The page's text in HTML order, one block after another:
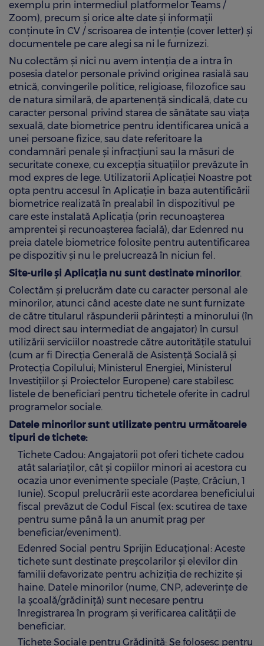
exemplu prin intermediul platformelor Teams /
Zoom), precum și orice alte date și informații
conținute în CV / scrisoarea de intenție (cover letter) și
documentele pe care alegi sa ni le furnizezi.
Nu colectăm și nici nu avem intenția de a intra în
posesia datelor personale privind originea rasială sau
etnică, convingerile politice, religioase, filozofice sau
de natura similară, de apartenență sindicală, date cu
caracter personal privind starea de sănătate sau viața
sexuală, date biometrice pentru identificarea unică a
unei persoane fizice, sau date referitoare la
condamnări penale și infracțiuni sau la măsuri de
securitate conexe, cu excepția situațiilor prevăzute în
mod expres de lege. Utilizatorii Aplicației Noastre pot
opta pentru accesul în Aplicație in baza autentificării
biometrice realizată în prealabil în dispozitivul pe
care este instalată Aplicația (prin recunoașterea
amprentei și recunoașterea facială), dar Edenred nu
preia datele biometrice folosite pentru autentificarea
pe dispozitiv și nu le prelucrează în niciun fel.
Site-urile și Aplicația nu sunt destinate minorilor.
Colectăm și prelucrăm date cu caracter personal ale
minorilor, atunci când aceste date ne sunt furnizate
de către titularul răspunderii părintești a minorului (în
mod direct sau intermediat de angajator) în cursul
utilizării serviciilor noastrede către autoritățile statului
(cum ar fi Direcţia Generală de Asistenţă Socială şi
Protecţia Copilului; Ministerul Energiei, Ministerul
Investițiilor și Proiectelor Europene) care stabilesc
listele de beneficiari pentru tichetele oferite in cadrul
programelor sociale.
Datele minorilor sunt utilizate pentru următoarele
tipuri de tichete:
Tichete Cadou: Angajatorii pot oferi tichete cadou
atât salariaților, cât și copiilor minori ai acestora cu
ocazia unor evenimente speciale (Paște, Crăciun, 1
Iunie). Scopul prelucrării este acordarea beneficiului
fiscal prevăzut de Codul Fiscal (ex: scutirea de taxe
pentru sume până la un anumit prag per
beneficiar/eveniment).
Edenred Social pentru Sprijin Educațional: Aceste
tichete sunt destinate preșcolarilor și elevilor din
familii defavorizate pentru achiziția de rechizite și
haine. Datele minorilor (nume, CNP, adeverințe de
la școală/grădiniță) sunt necesare pentru
înregistrarea în program și verificarea calității de
beneficiar.
Tichete Sociale pentru Grădiniță: Se folosesc pentru